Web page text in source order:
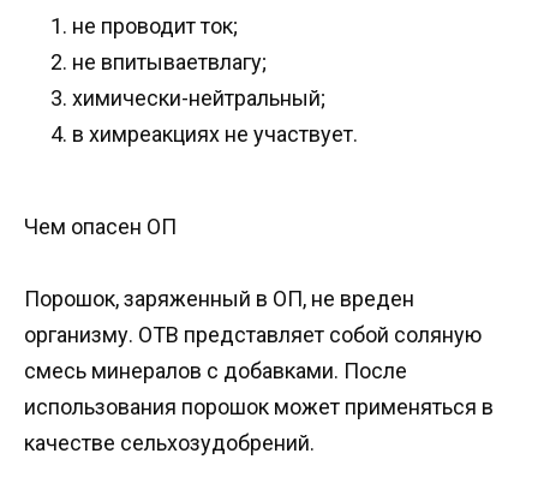
не проводит ток;
не впитываетвлагу;
химически-нейтральный;
в химреакциях не участвует.
Чем опасен ОП
Порошок, заряженный в ОП, не вреден
организму. ОТВ представляет собой соляную
смесь минералов с добавками. После
использования порошок может применяться в
качестве сельхозудобрений.